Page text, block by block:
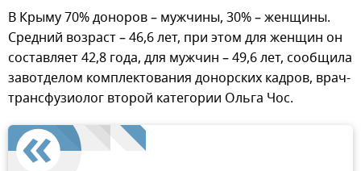
В Крыму 70% доноров – мужчины, 30% – женщины.
Средний возраст – 46,6 лет, при этом для женщин он
составляет 42,8 года, для мужчин – 49,6 лет, сообщила
завотделом комплектования донорских кадров, врач-
трансфузиолог второй категории Ольга Чос.